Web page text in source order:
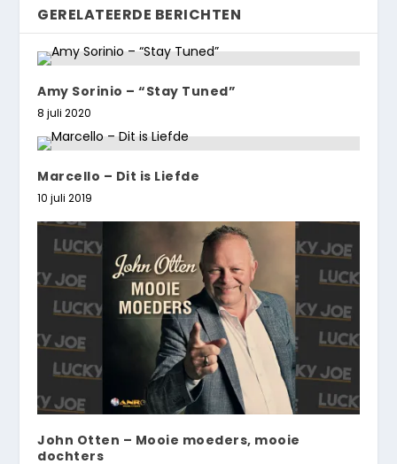
GERELATEERDE BERICHTEN
Amy Sorinio – “Stay Tuned”
8 juli 2020
Marcello – Dit is Liefde
10 juli 2019
John Otten – Mooie moeders, mooie
dochters